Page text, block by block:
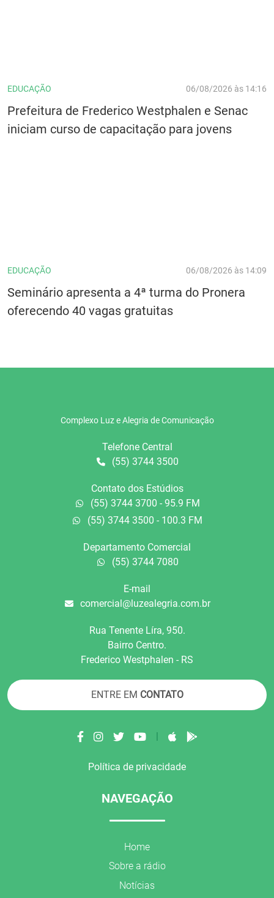
EDUCAÇÃO 06/08/2026 às 14:16
Prefeitura de Frederico Westphalen e Senac
iniciam curso de capacitação para jovens
EDUCAÇÃO 06/08/2026 às 14:09
Seminário apresenta a 4ª turma do Pronera
oferecendo 40 vagas gratuitas
Complexo Luz e Alegria de Comunicação
Telefone Central
(55) 3744 3500
Contato dos Estúdios
(55) 3744 3700 - 95.9 FM
(55) 3744 3500 - 100.3 FM
Departamento Comercial
(55) 3744 7080
E-mail
comercial@luzealegria.com.br
Rua Tenente Líra, 950.
Bairro Centro.
Frederico Westphalen - RS
ENTRE EM CONTATO
Política de privacidade
NAVEGAÇÃO
Home
Sobre a rádio
Notícias